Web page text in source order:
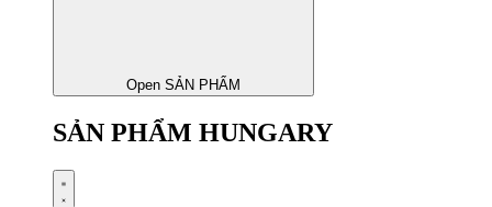
Open SẢN PHẨM
SẢN PHẨM HUNGARY